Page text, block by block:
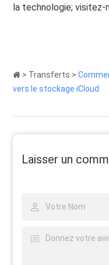
la technologie; visitez-
> Transferts >
vers le stockage iCloud
Laisser un